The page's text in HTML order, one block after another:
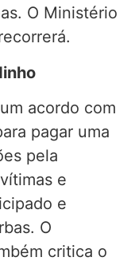
O Ministério
acordo com
pagar uma
pela
e
e
O
critica o